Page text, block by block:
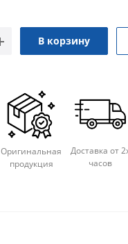
В корзину
Оригинальная
продукция
Доставка от
часов